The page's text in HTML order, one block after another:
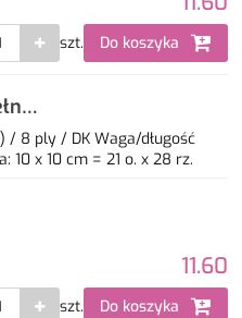
szt. Do koszyka
/ 8 ply / DK Waga/długość
10 x 10 cm = 21 o. x 28 rz.
11.60
szt. Do koszyka